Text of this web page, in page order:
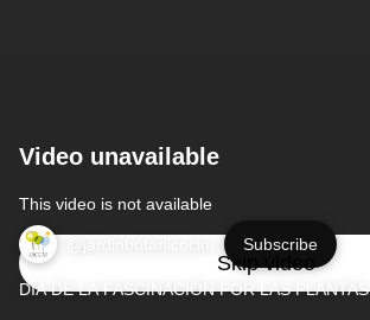
Subscribe
DÍA DE LA FASCINACIÓN POR LAS PLANTAS
Video unavailable
This video is not available
Skip video